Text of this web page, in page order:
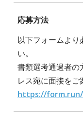
応募方法
以下フォームより
い。
書類選考通過者の
レス宛に面接をご
https://form.run/